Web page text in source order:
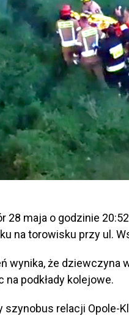
28 maja o godzinie
na torowisku przy ul.
wynika, że dziewczyna
na podkłady kolejowe.
szynobus relacji Opole-